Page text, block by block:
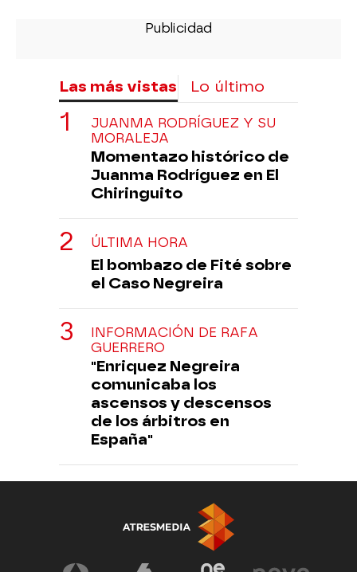
Las más vistas Lo último
JUANMA RODRÍGUEZ Y SU
MORALEJA
Momentazo histórico de
Juanma Rodríguez en El
Chiringuito
ÚLTIMA HORA
El bombazo de Fité sobre
el Caso Negreira
INFORMACIÓN DE RAFA
GUERRERO
"Enriquez Negreira
comunicaba los
ascensos y descensos
de los árbitros en
España"